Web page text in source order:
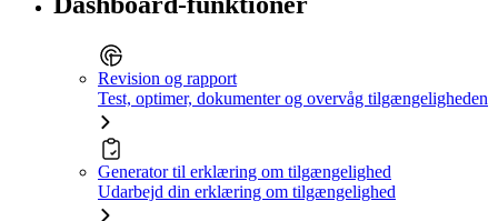
Revision og rapport
Test, optimer, dokumenter og overvåg tilgængeligheden
Generator til erklæring om tilgængelighed
Udarbejd din erklæring om tilgængelighed